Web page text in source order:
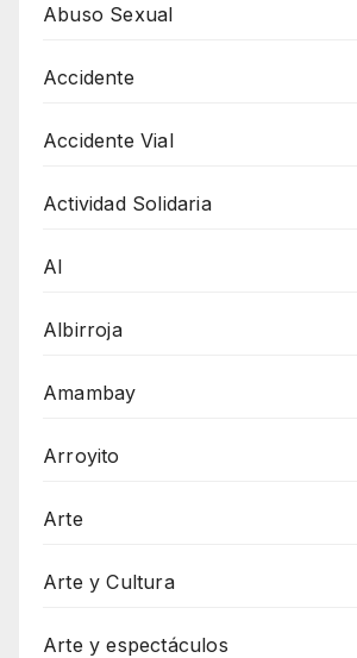
Abuso Sexual
Accidente
Accidente Vial
Actividad Solidaria
AI
Albirroja
Amambay
Arroyito
Arte
Arte y Cultura
Arte y espectáculos